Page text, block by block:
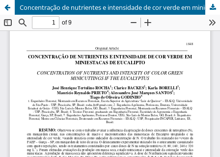
Concentração de nutrientes e intensidade de cor verde em miniestacas de eucalipto